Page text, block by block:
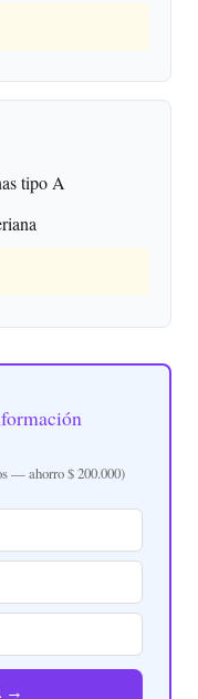
tipo A
— ahorro $ 200.000)
→